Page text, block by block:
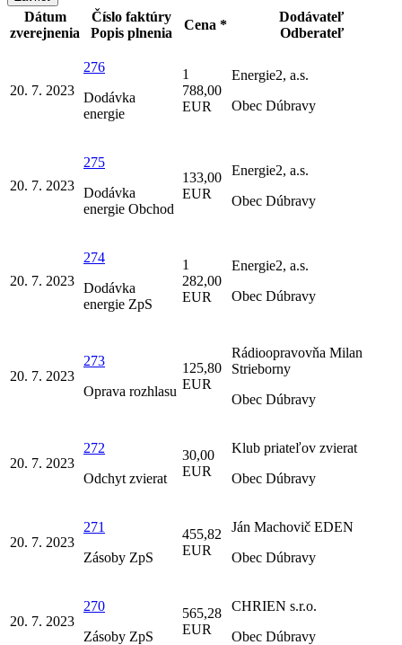
Dátum
zverejnenia
Číslo faktúry
Popis plnenia
Cena *
Dodávateľ
Odberateľ
20. 7. 2023
276
Dodávka
energie
1
788,00
EUR
Energie2, a.s.
Obec Dúbravy
20. 7. 2023
275
Dodávka
energie Obchod
133,00
EUR
Energie2, a.s.
Obec Dúbravy
20. 7. 2023
274
Dodávka
energie ZpS
1
282,00
EUR
Energie2, a.s.
Obec Dúbravy
20. 7. 2023
273
Oprava rozhlasu
125,80
EUR
Rádioopravovňa Milan
Strieborny
Obec Dúbravy
20. 7. 2023
272
Odchyt zvierat
30,00
EUR
Klub priateľov zvierat
Obec Dúbravy
20. 7. 2023
271
Zásoby ZpS
455,82
EUR
Ján Machovič EDEN
Obec Dúbravy
20. 7. 2023
270
Zásoby ZpS
565,28
EUR
CHRIEN s.r.o.
Obec Dúbravy